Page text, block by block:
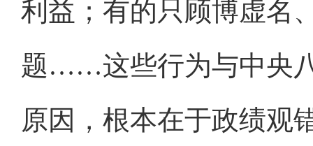
利益；有的只顾博虚名
题……这些行为与中央
原因，根本在于政绩观